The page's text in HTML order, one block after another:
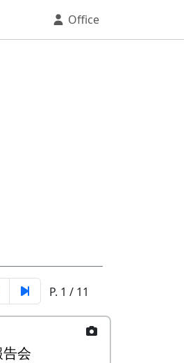
Office
P. 1 / 11
会